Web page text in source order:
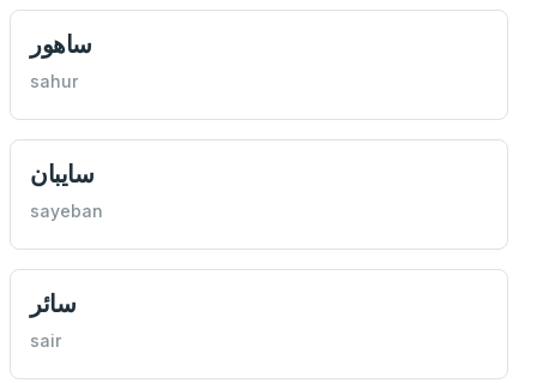
ساهور
sahur
سايبان
sayeban
سائر
sair